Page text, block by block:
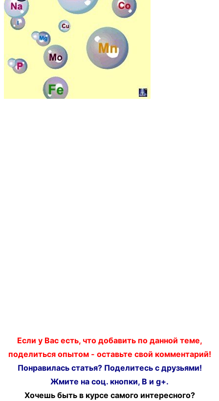
Если у Вас есть, что добавить по данной теме,
поделиться опытом - оставьте свой комментарий!
Понравилась статья? Поделитесь с друзьями!
Жмите на соц. кнопки, В и g+.
Хочешь быть в курсе самого интересного?